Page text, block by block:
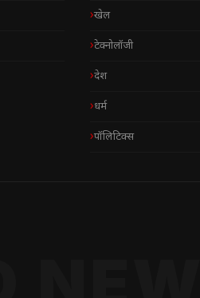
खेल
टेक्नोलॉजी
देश
धर्म
पॉलिटिक्स